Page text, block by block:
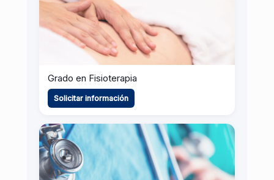
Grado en Fisioterapia
Solicitar información